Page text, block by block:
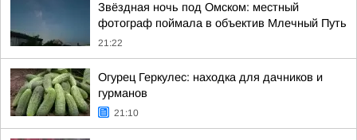
Звёздная ночь под Омском: местный
фотограф поймала в объектив Млечный Путь
21:22
Огурец Геркулес: находка для дачников и
гурманов
21:10